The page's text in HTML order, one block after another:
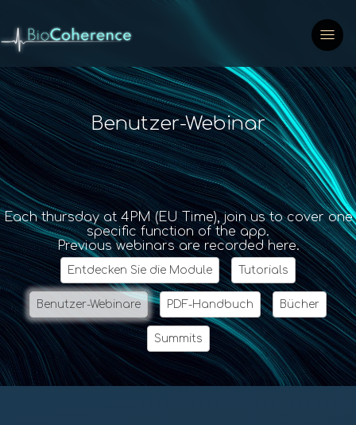
Benutzer-Webinar
Each thursday at 4PM (EU Time), join us to cover one
specific function of the app.
Previous webinars are recorded here.
Entdecken Sie die Module Tutorials
Benutzer-Webinare PDF-Handbuch Bücher
Summits